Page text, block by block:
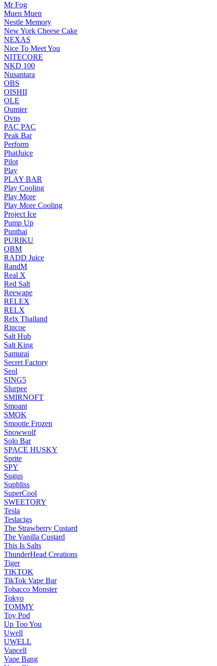
Mr Fog
Muen Muen
Nestle Memory
New York Cheese Cake
NEXAS
Nice To Meet You
NITECORE
NKD 100
Nusantara
OBS
OISHII
OLE
Oumier
Ovns
PAC PAC
Peak Bar
Perform
PhatJuice
Pilot
Play
PLAY BAR
Play Cooling
Play More
Play More Cooling
Project Ice
Pump Up
Punthai
PURIKU
QBM
RADD Juice
RandM
Real X
Red Salt
Reewape
RELEX
RELX
Relx Thailand
Rincoe
Salt Hub
Salt King
Samurai
Secret Factory
Seol
SING5
Slurpee
SMIRNOFT
Smoant
SMOK
Smootie Frozen
Snowwolf
Solo Bar
SPACE HUSKY
Sprite
SPY
Sugus
Supbliss
SuperCool
SWEETORY
Tesla
Teslacigs
The Strawberry Custard
The Vanilla Custard
This Is Salts
ThunderHead Creations
Tiger
TIKTOK
TikTok Vape Bar
Tobacco Monster
Tokyo
TOMMY
Toy Pod
Up Too You
Uwell
UWELL
Vapcell
Vape Bang